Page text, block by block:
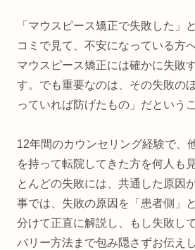
「マウスピース矯正で失敗した」
コミで見て、不安になっている方
マウスピース矯正には確かに失敗
す。でも重要なのは、その失敗の
っていれば防げたもの」だという
12年間のカウンセリング経験で、
を持って転院してきた方を何人も
とんどの失敗には、共通した原因
事では、失敗の原因を「患者側」
分けて正直に解説し、もし失敗し
バリー方法まで包み隠さずお伝えし